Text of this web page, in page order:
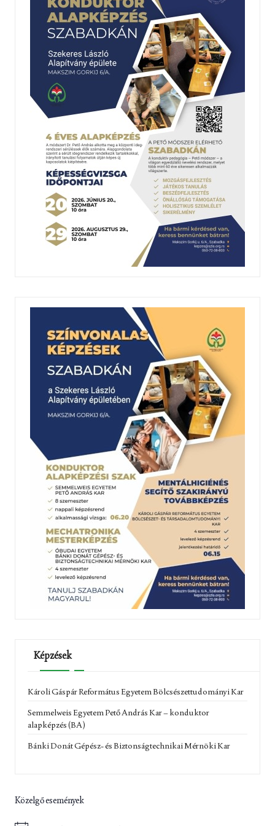
Képzések
Károli Gáspár Református Egyetem Bölcsészettudományi Kar
Semmelweis Egyetem Pető András Kar – konduktor
alapképzés (BA)
Bánki Donát Gépész- és Biztonságtechnikai Mérnöki Kar
Közelgő események